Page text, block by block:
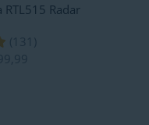
RTL515 Radar
( 131